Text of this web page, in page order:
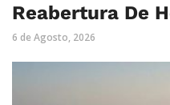
Reabertura De
6 de Agosto, 2026